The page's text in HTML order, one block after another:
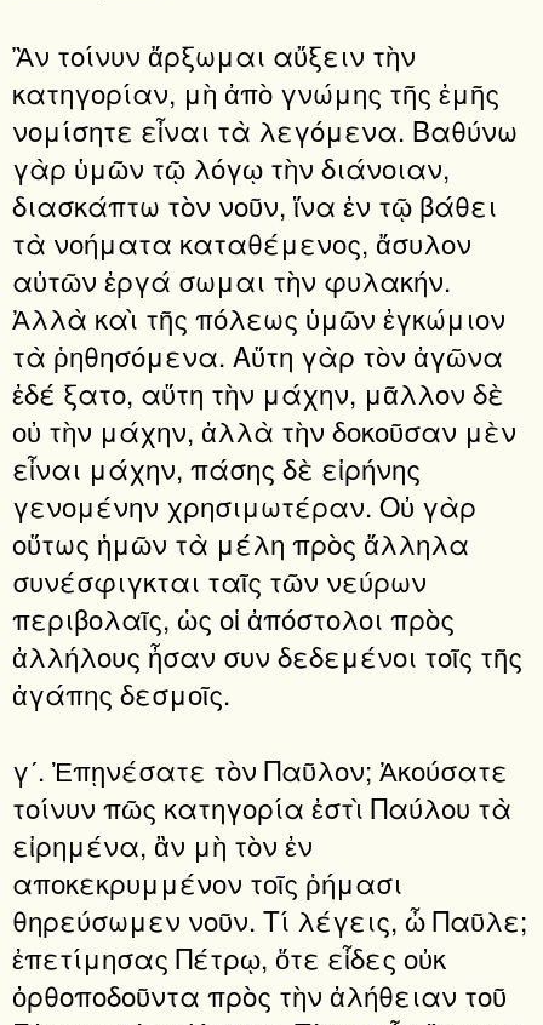
Ἂν τοίνυν ἄρξωμαι αὔξειν τὴν
κατηγορίαν, μὴ ἀπὸ γνώμης τῆς ἐμῆς
νομίσητε εἶναι τὰ λεγόμενα. Βαθύνω
γὰρ ὑμῶν τῷ λόγῳ τὴν διάνοιαν,
διασκάπτω τὸν νοῦν, ἵνα ἐν τῷ βάθει
τὰ νοήματα καταθέμενος, ἄσυλον
αὐτῶν ἐργά σωμαι τὴν φυλακήν.
Ἀλλὰ καὶ τῆς πόλεως ὑμῶν ἐγκώμιον
τὰ ῥηθησόμενα. Αὕτη γὰρ τὸν ἀγῶνα
ἐδέ ξατο, αὕτη τὴν μάχην, μᾶλλον δὲ
οὐ τὴν μάχην, ἀλλὰ τὴν δοκοῦσαν μὲν
εἶναι μάχην, πάσης δὲ εἰρήνης
γενομένην χρησιμωτέραν. Οὐ γὰρ
οὕτως ἡμῶν τὰ μέλη πρὸς ἄλληλα
συνέσφιγκται ταῖς τῶν νεύρων
περιβολαῖς, ὡς οἱ ἀπόστολοι πρὸς
ἀλλήλους ἦσαν συν δεδεμένοι τοῖς τῆς
ἀγάπης δεσμοῖς.
γʹ. Ἐπῃνέσατε τὸν Παῦλον; Ἀκούσατε
τοίνυν πῶς κατηγορία ἐστὶ Παύλου τὰ
εἰρημένα, ἂν μὴ τὸν ἐν
αποκεκρυμμένον τοῖς ῥήμασι
θηρεύσωμεν νοῦν. Τί λέγεις, ὦ Παῦλε;
ἐπετίμησας Πέτρῳ, ὅτε εἶδες οὐκ
ὀρθοποδοῦντα πρὸς τὴν ἀλήθειαν τοῦ